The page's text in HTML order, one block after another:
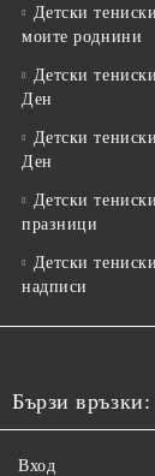
Детски
моите роднини
Детски
Ден
Детски
Ден
Детски
празници
Детски
надписи
Бързи връзки:
Вход